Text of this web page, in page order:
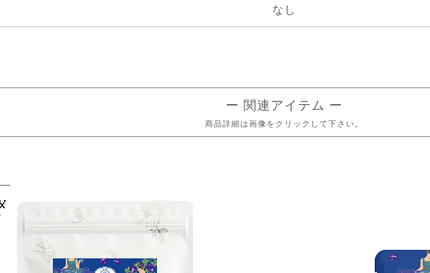
なし
ー 関連アイテム ー
商品詳細は画像をクリックして下さい。